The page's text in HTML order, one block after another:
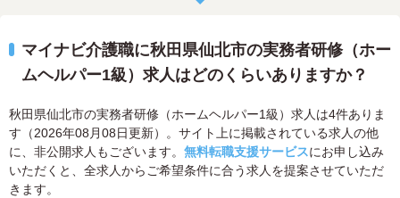
マイナビ介護職に秋田県仙北市の実務者研修（ホー
ムヘルパー1級）求人はどのくらいありますか？
秋田県仙北市の実務者研修（ホームヘルパー1級）求人は4件ありま
す（2026年08月08日更新）。サイト上に掲載されている求人の他
に、非公開求人もございます。 無料転職支援サービスにお申し込み
いただくと、全求人からご希望条件に合う求人を提案させていただ
きます。